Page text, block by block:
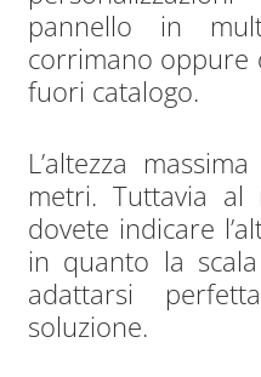
pannello in
corrimano oppure
fuori catalogo.
L’altezza
metri. Tuttavia al
dovete indicare
in quanto la
adattarsi
soluzione.